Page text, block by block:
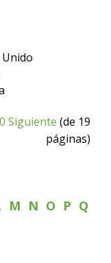
Siguiente (de 19
páginas)
M N O P Q